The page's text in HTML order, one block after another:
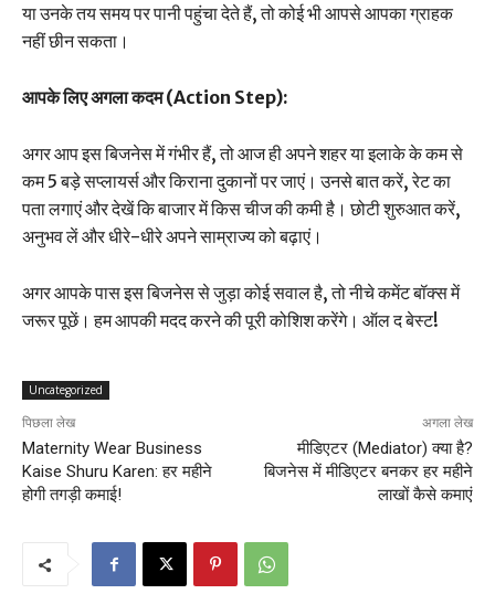
या उनके तय समय पर पानी पहुंचा देते हैं, तो कोई भी आपसे आपका ग्राहक
नहीं छीन सकता।
आपके लिए अगला कदम (Action Step):
अगर आप इस बिजनेस में गंभीर हैं, तो आज ही अपने शहर या इलाके के कम से
कम 5 बड़े सप्लायर्स और किराना दुकानों पर जाएं। उनसे बात करें, रेट का
पता लगाएं और देखें कि बाजार में किस चीज की कमी है। छोटी शुरुआत करें,
अनुभव लें और धीरे-धीरे अपने साम्राज्य को बढ़ाएं।
अगर आपके पास इस बिजनेस से जुड़ा कोई सवाल है, तो नीचे कमेंट बॉक्स में
जरूर पूछें। हम आपकी मदद करने की पूरी कोशिश करेंगे। ऑल द बेस्ट!
Uncategorized
पिछला लेख
Maternity Wear Business
Kaise Shuru Karen: हर महीने
होगी तगड़ी कमाई!
अगला लेख
मीडिएटर (Mediator) क्या है?
बिजनेस में मीडिएटर बनकर हर महीने
लाखों कैसे कमाएं